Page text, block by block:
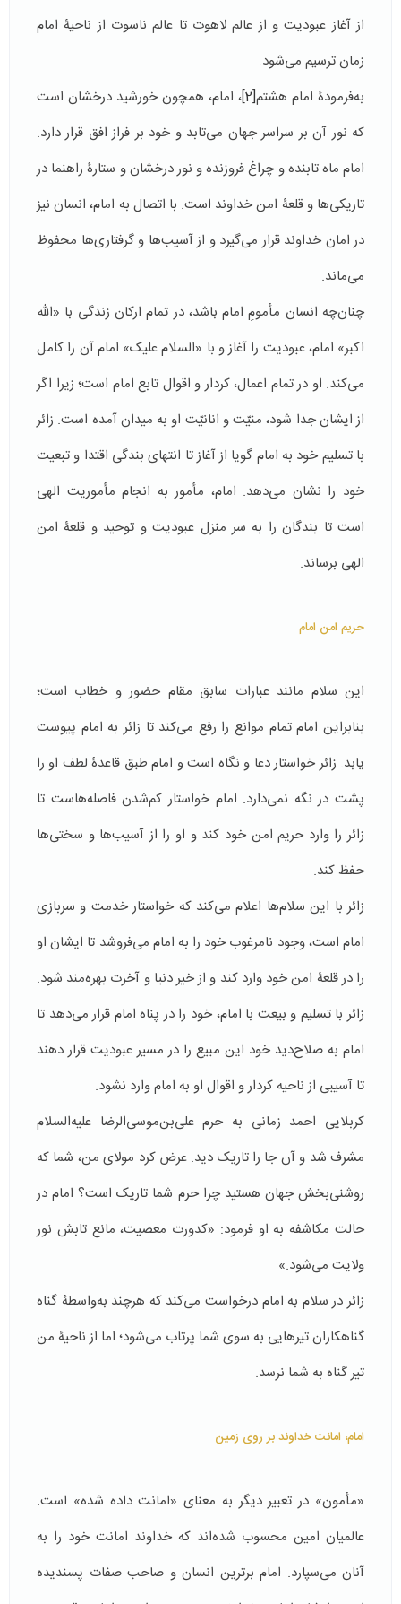
از آغاز عبودیت و از عالم لاهوت تا عالم ناسوت از ناحیۀ امام
زمان ترسیم می‌شود.
به‌فرمودۀ امام هشتم[2] ، امام، همچون خورشید درخشان است
که نور آن بر سراسر جهان می‌تابد و خود بر فراز افق قرار دارد.
امام ماه تابنده و چراغ فروزنده و نور درخشان و ستارۀ راهنما در
تاریکی‌ها و قلعۀ امن خداوند است. با اتصال به امام، انسان نیز
در امان خداوند قرار می‌گیرد و از آسیب‌ها و گرفتاری‌ها محفوظ
می‌ماند.
چنان‌چه انسان مأمومِ امام باشد، در تمام ارکان زندگی با «الله
اکبر» امام، عبودیت را آغاز و با «السلام علیک» امام آن را کامل
می‌کند. او در تمام اعمال، کردار و اقوال تابع امام است؛ زیرا اگر
از ایشان جدا شود، منیّت و انانیّت او به میدان آمده است. زائر
با تسلیم خود به امام گویا از آغاز تا انتهای بندگی اقتدا و تبعیت
خود را نشان می‌دهد. امام، مأمور به انجام مأموریت الهی
است تا بندگان را به سر منزل عبودیت و توحید و قلعۀ امن
الهی برساند.
حریم امن امام
این سلام مانند عبارات سابق مقام حضور و خطاب است؛
بنابراین امام تمام موانع را رفع می‌کند تا زائر به امام پیوست
یابد. زائر خواستار دعا و نگاه است و امام طبق قاعدۀ لطف او را
پشت در نگه نمی‌دارد. امام خواستار کم‌شدن فاصله‌هاست تا
زائر را وارد حریم امن خود کند و او را از آسیب‌ها و سختی‌ها
حفظ کند.
زائر با این سلام‌ها اعلام می‌کند که خواستار خدمت و سربازی
امام است، وجود نامرغوب خود را به امام می‌فروشد تا ایشان او
را در قلعۀ امن خود وارد کند و از خیر دنیا و آخرت بهره‌مند شود.
زائر با تسلیم و بیعت با امام، خود را در پناه امام قرار می‌دهد تا
امام به صلاح‌دید خود این مبیع را در مسیر عبودیت قرار دهند
تا آسیبی از ناحیه کردار و اقوال او به امام وارد نشود.
کربلایی احمد زمانی به حرم علی‌بن‌موسی‌الرضا علیه‌السلام
مشرف شد و آن جا را تاریک دید. عرض کرد مولای من، شما که
روشنی‌بخش جهان هستید چرا حرم شما تاریک است؟ امام در
حالت مکاشفه به او فرمود: «کدورت معصیت، مانع تابش نور
ولایت می‌شود.»
زائر در سلام به امام درخواست می‌کند که هرچند به‌واسطۀ گناه
گناهکاران تیرهایی به سوی شما پرتاب می‌شود؛ اما از ناحیۀ من
تیر گناه به شما نرسد.
امام، امانت خداوند بر روی زمین
«مأمون» در تعبیر دیگر به معنای «امانت داده شده» است.
عالمیان امین محسوب شده‌اند که خداوند امانت خود را به
آنان می‌سپارد. امام برترین انسان و صاحب صفات پسندیده